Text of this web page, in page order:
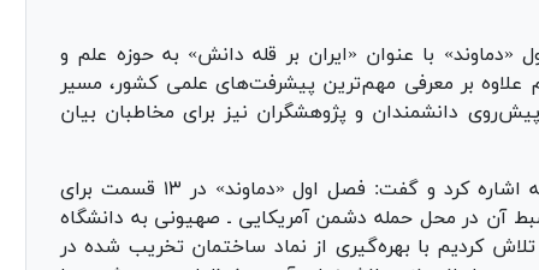
با عنوان «ایران بر قله دانش» به حوزه علم و
بر معرفی مهم‌ترین پیشرفت‌های علمی کشور، مسیر
دانشمندان و پژوهشگران نیز برای مخاطبان بیان
این تهیه‌کننده همچنین به محل تولید این برنامه اشاره کرد و گفت: فصل اول «دماوند» در ۱۳ قسمت برای
آن در محل حمله دشمن آمریکایی ـ صهیونی به دانشگاه
کردیم با بهره‌گیری از نماد ساختمان تخریب شده در